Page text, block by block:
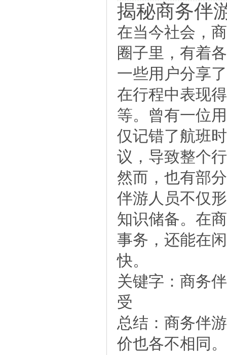
揭秘商务伴
在当今社会，
圈子里，有着
一些用户分享
在行程中表现
等。曾有一位
仅记错了航班
议，导致整个
然而，也有部
伴游人员不仅
知识储备。在
事务，还能在
快。
关键字：商务
受
总结：商务伴
价也各不相同